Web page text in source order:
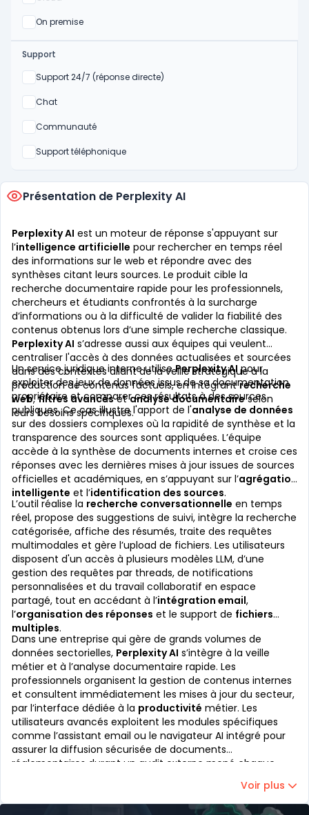
On premise
Oui
Support
Support 24/7 (réponse directe)
Non
Chat
Non
Communauté
Non
Support téléphonique
Non
Présentation de Perplexity AI
Perplexity AI est un moteur de réponse s'appuyant sur
l’intelligence artificielle pour rechercher en temps réel
des informations sur le web et répondre avec des
synthèses citant leurs sources. Le produit cible la
recherche documentaire rapide pour les professionnels,
chercheurs et étudiants confrontés à la surcharge
d’informations ou à la difficulté de valider la fiabilité des
contenus obtenus lors d’une simple recherche classique.
Perplexity AI s’adresse aussi aux équipes qui veulent
centraliser l'accès à des données actualisées et sourcées
dans des contextes allant de la veille stratégique à la
production de contenus factuels, en intégrantrecherche
web,filtres avancésetanalyse documentaireselon
leurs besoins spécifiques.
Un service juridique interne utilisePerplexity AI pour
exploiter des jeux de données issus de sa documentation
propriétaire et comparer ces résultats à des sources
publiques. Ce cas illustre l'apport de l'analyse de données
sur des dossiers complexes où la rapidité de synthèse et la
transparence des sources sont appliquées. L’équipe
accède à la synthèse de documents internes et croise ces
réponses avec les dernières mises à jour issues de sources
officielles et académiques, en s’appuyant sur l’agrégation
intelligente et l’identification des sources.
L’outil réalise la recherche conversationnelle en temps
réel, propose des suggestions de suivi, intègre la recherche
catégorisée, affiche des résumés, traite des requêtes
multimodales et gère l’upload de fichiers. Les utilisateurs
disposent d'un accès à plusieurs modèles LLM, d’une
gestion des requêtes par threads, de notifications
personnalisées et du travail collaboratif en espace
partagé, tout en accédant à l’intégration email,
l’organisation des réponses et le support de fichiers
multiples.
Dans une entreprise qui gère de grands volumes de
données sectorielles, Perplexity AI s’intègre à la veille
métier et à l’analyse documentaire rapide. Les
professionnels organisent la gestion de contenus internes
et consultent immédiatement les mises à jour du secteur,
par l’interface dédiée à la productivité métier. Les
utilisateurs avancés exploitent les modules spécifiques
comme l’assistant email ou le navigateur AI intégré pour
assurer la diffusion sécurisée de documents
réglementaires durant un audit externe mené chaque
Voir plus